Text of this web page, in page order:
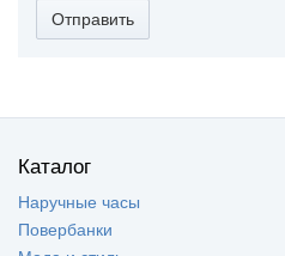
Отправить
Каталог
Наручные часы
Повербанки